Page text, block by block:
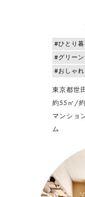
#ひとり暮
#グリー
#おしゃれ
東京都世
約55㎡/
マンショ
ム